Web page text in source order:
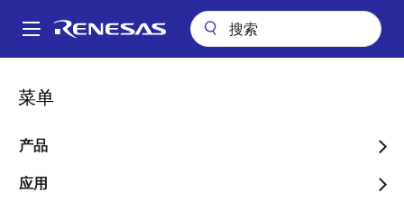
到
Main
菜单
产品
应用
面
包
屑